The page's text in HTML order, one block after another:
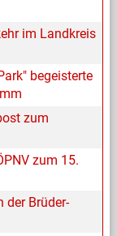
im Landkreis
begeisterte
zum
zum 15.
der Brüder-